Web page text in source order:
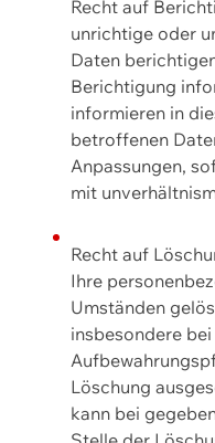
Recht auf
unrichtige oder
Daten
Berichtigung
informieren in
betroffenen
Anpassungen,
mit
Recht auf
Ihre
Umständen
insbesondere
Löschung
kann bei